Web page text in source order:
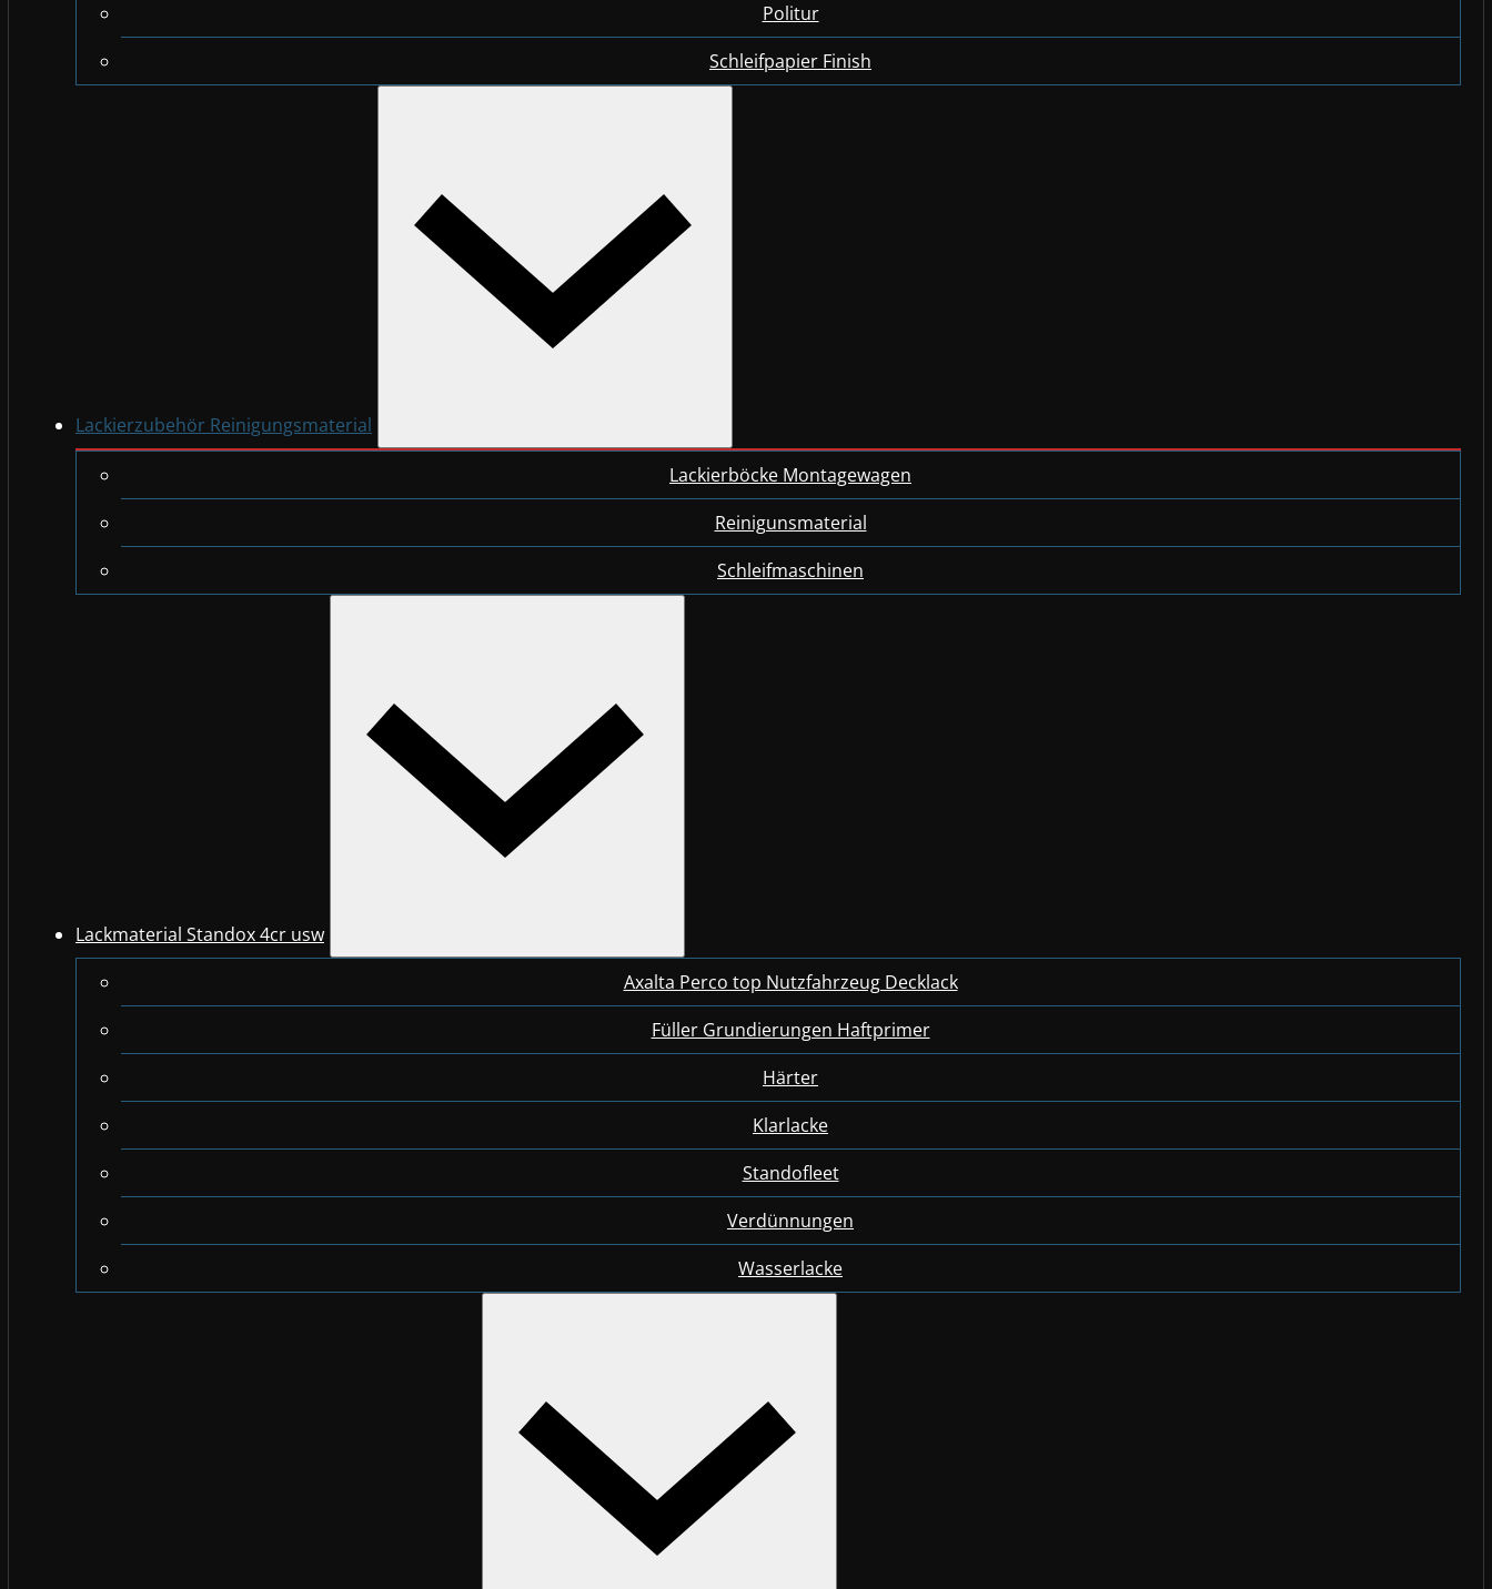
Politur
Schleifpapier Finish
Lackierzubehör Reinigungsmaterial
Lackierböcke Montagewagen
Reinigunsmaterial
Schleifmaschinen
Lackmaterial Standox 4cr usw
Axalta Perco top Nutzfahrzeug Decklack
Füller Grundierungen Haftprimer
Härter
Klarlacke
Standofleet
Verdünnungen
Wasserlacke